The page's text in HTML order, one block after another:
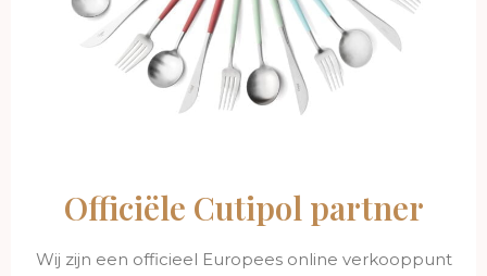
Officiële Cutipol partner
Wij zijn een officieel Europees online verkooppunt